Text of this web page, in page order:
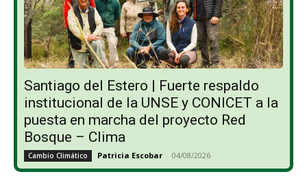
Santiago del Estero | Fuerte respaldo
institucional de la UNSE y CONICET a la
puesta en marcha del proyecto Red
Bosque – Clima
Cambio Climático Patricia Escobar - 04/08/2026